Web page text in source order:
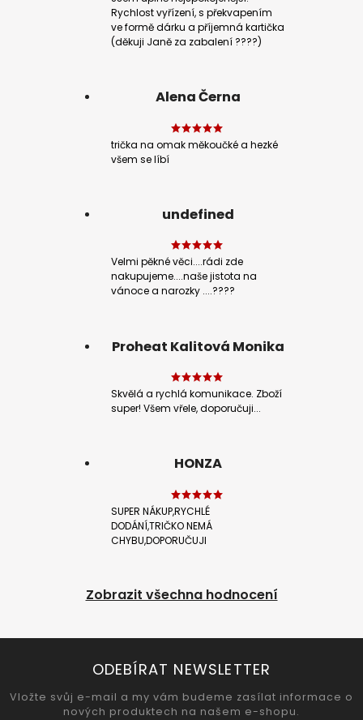
Rychlost vyřízení, s překvapením
ve formě dárku a příjemná kartička
(děkuji Janě za zabalení ????)
Alena Černa
trička na omak měkoučké a hezké
všem se líbí
undefined
Velmi pěkné věci....rádi zde
nakupujeme....naše jistota na
vánoce a narozky ....????
Proheat Kalitová Monika
Skvělá a rychlá komunikace. Zboží
super! Všem vřele, doporučuji...
HONZA
SUPER NÁKUP,RYCHLÉ
DODÁNÍ,TRIČKO NEMÁ
CHYBU,DOPORUČUJI
Zobrazit všechna hodnocení
ODEBÍRAT NEWSLETTER
Vložte svůj e-mail a my vám budeme zasílat informace o
nových produktech na našem e-shopu.